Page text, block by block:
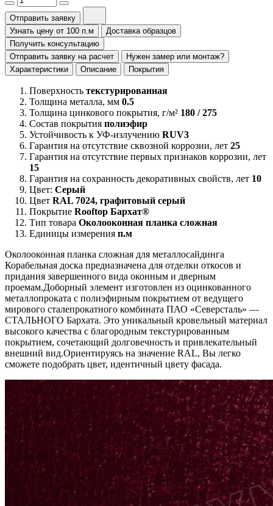
Отправить заявку
Узнать цену от 100 п.м
Доставка образцов
Получить консультацию
Отправить заявку на расчет
Нужен замер или монтаж?
Характеристики
Описание Покрытия
Поверхность текстурированная
Толщина металла, мм 0.5
Толщина цинкового покрытия, г/м² 180 / 275
Состав покрытия полиэфир
Устойчивость к УФ-излучению RUV3
Гарантия на отсутствие сквозной коррозии, лет 25
Гарантия на отсутствие первых признаков коррозии, лет
15
Гарантия на сохранность декоративных свойств, лет 10
Цвет: Серый
Цвет RAL 7024, графитовый серый
Покрытие Rooftop Бархат®
Тип товара Околооконная планка сложная
Единицы измерения п.м
Околооконная планка сложная для металлосайдинга
Корабельная доска предназначена для отделки откосов и
придания завершенного вида оконным и дверным
проемам.Доборный элемент изготовлен из оцинкованного
металлопроката с полиэфирным покрытием от ведущего
мирового сталепрокатного комбината ПАО «Северсталь» —
СТАЛЬНОГО Бархата. Это уникальный кровельный материал
высокого качества с благородным текстурированным
покрытием, сочетающий долговечность и привлекательный
внешний вид.Ориентируясь на значение RAL, Вы легко
cможете подобрать цвет, идентичный цвету фасада.